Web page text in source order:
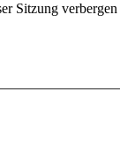
Sitzung verbergen